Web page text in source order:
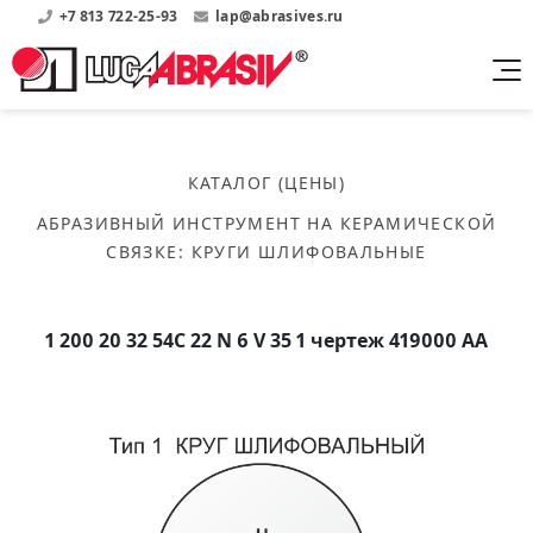
+7 813 722-25-93 lap@abrasives.ru
бакелитовой связке
Скачать каталог
Круги шлифовальные
Сегменты шлифовальные
керамической связке
Скачать каталог
Круги шлифовальные
Скачать прайсы на нашу продукцию
Нормативные документы, ГОСТы, Инструкции по
эсплуатации
Публикации
О нас
Информация о заводе
История завода
Партнеры
Список партнеров завода
Мероприятия
Контакты
КАТАЛОГ (ЦЕНЫ)
АБРАЗИВНЫЙ ИНСТРУМЕНТ НА КЕРАМИЧЕСКОЙ
СВЯЗКЕ : КРУГИ ШЛИФОВАЛЬНЫЕ
1 200 20 32 54С 22 N 6 V 35 1 чертеж 419000 АА